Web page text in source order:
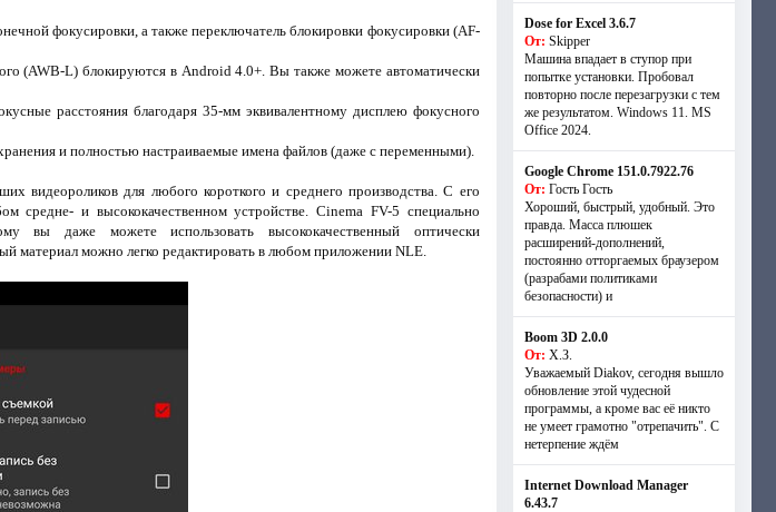
фокусировки, а также переключатель блокировки фокусировки (AF-
(AWB-L) блокируются в Android 4.0+. Вы также можете автоматически
расстояния благодаря 35-мм эквивалентному дисплею фокусного
и полностью настраиваемые имена файлов (даже с переменными).
видеороликов для любого короткого и среднего производства. С его
и высококачественном устройстве. Cinema FV-5 специально
вы даже можете использовать высококачественный оптически
материал можно легко редактировать в любом приложении NLE.
Dose for Excel 3.6.7
От: Skipper
Машина впадает в ступор при
попытке установки. Пробовал
повторно после перезагрузки с тем
же результатом. Windows 11. MS
Offiсe 2024.
Google Chrome 151.0.7922.76
От: Гость Гость
Хороший, быстрый, удобный. Это
правда. Масса плюшек
расширений-дополнений,
постоянно отторгаемых браузером
(разрабами политиками
безопасности) и
Boom 3D 2.0.0
От: Х.З.
Уважаемый Diakov, сегодня вышло
обновление этой чудесной
программы, а кроме вас её никто
не умеет грамотно "отрепачить". С
нетерпение ждём
Internet Download Manager
6.43.7